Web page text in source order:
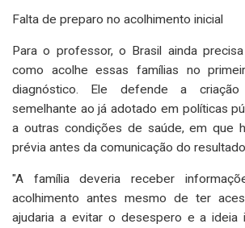
Falta de preparo no acolhimento inicial
Para o professor, o Brasil ainda
como acolhe essas famílias no
diagnóstico. Ele defende a
semelhante ao já adotado em políticas
a outras condições de saúde, em que
prévia antes da comunicação do
"A família deveria receber
acolhimento antes mesmo de ter
ajudaria a evitar o desespero e a ideia